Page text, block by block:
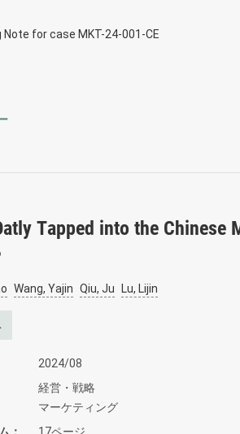
Note for case MKT-24-001-CE
Tapped into the Chinese
Wang, Yajin Qiu, Ju Lu, Lijin
2024/08
経営・戦略
マーケティング